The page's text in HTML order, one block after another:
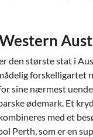
den største stat i
forskelligartet
sine nærmest
ødemark. Et
med et
Perth, som er en